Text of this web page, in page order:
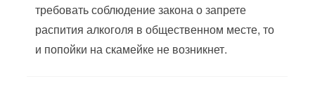
требовать соблюдение закона о запрете
распития алкоголя в общественном месте, то
и попойки на скамейке не возникнет.